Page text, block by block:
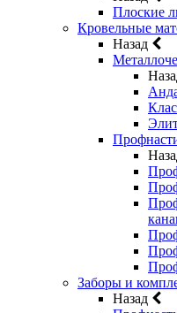
Плоские
Кровельные
Назад
Заборы и
Назад